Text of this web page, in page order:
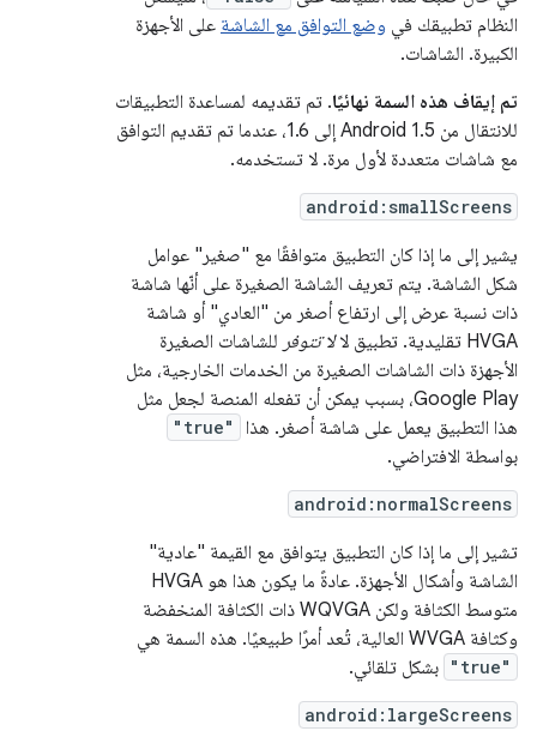
النظام تطبيقك في وضع التوافق مع الشاشة على الأجهزة
الكبيرة. الشاشات.
تم إيقاف هذه السمة نهائيًا. تم تقديمه لمساعدة التطبيقات
للانتقال من Android 1.5 إلى 1.6، عندما تم تقديم التوافق
مع شاشات متعددة لأول مرة. لا تستخدمه.
android:smallScreens
يشير إلى ما إذا كان التطبيق متوافقًا مع "صغير" عوامل
شكل الشاشة. يتم تعريف الشاشة الصغيرة على أنّها شاشة
ذات نسبة عرض إلى ارتفاع أصغر من "العادي" أو شاشة
HVGA تقليدية. تطبيق لا
لا تتوفر للشاشات الصغيرة
الأجهزة ذات الشاشات الصغيرة من الخدمات الخارجية، مثل
Google Play، بسبب يمكن أن تفعله المنصة لجعل مثل
هذا التطبيق يعمل على شاشة أصغر. هذا
"true"
بواسطة الافتراضي.
android:normalScreens
تشير إلى ما إذا كان التطبيق يتوافق مع القيمة "عادية"
الشاشة وأشكال الأجهزة. عادةً ما يكون هذا هو HVGA
متوسط الكثافة ولكن WQVGA ذات الكثافة المنخفضة
وكثافة WVGA العالية، تُعد أمرًا طبيعيًا. هذه السمة هي
"true" بشكل تلقائي.
android:largeScreens